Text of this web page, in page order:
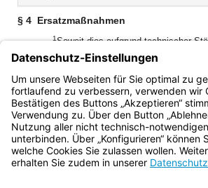
§ 4 Ersatzmaßnahmen
1Soweit dies aufgrund technischer
der elektronischen Akte erforderlich
Gerichtsleitung anordnen, dass eine
Papierform geführt wird.2Diese ist in
Form zu übertragen, sobald die
Bayern.de
BayernPortal